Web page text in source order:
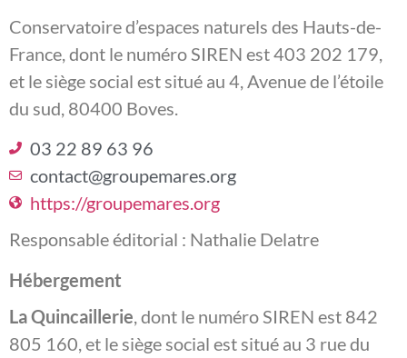
Conservatoire d’espaces naturels des Hauts-de-
France, dont le numéro SIREN est 403 202 179,
et le siège social est situé au 4, Avenue de l’étoile
du sud, 80400 Boves.
03 22 89 63 96
contact@groupemares.org
https://groupemares.org
Responsable éditorial : Nathalie Delatre
Hébergement
La Quincaillerie , dont le numéro SIREN est 842
805 160, et le siège social est situé au 3 rue du